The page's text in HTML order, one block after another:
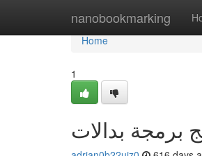
nanobookmarking
Home
Home
1
برمجة بدالات